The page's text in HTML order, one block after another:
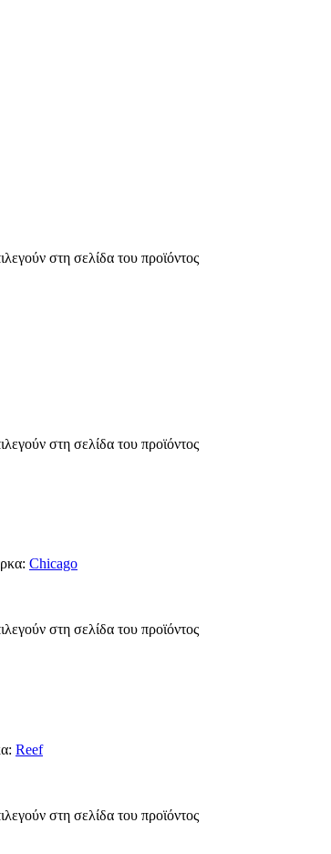
στη σελίδα του προϊόντος
στη σελίδα του προϊόντος
Chicago
στη σελίδα του προϊόντος
Reef
στη σελίδα του προϊόντος